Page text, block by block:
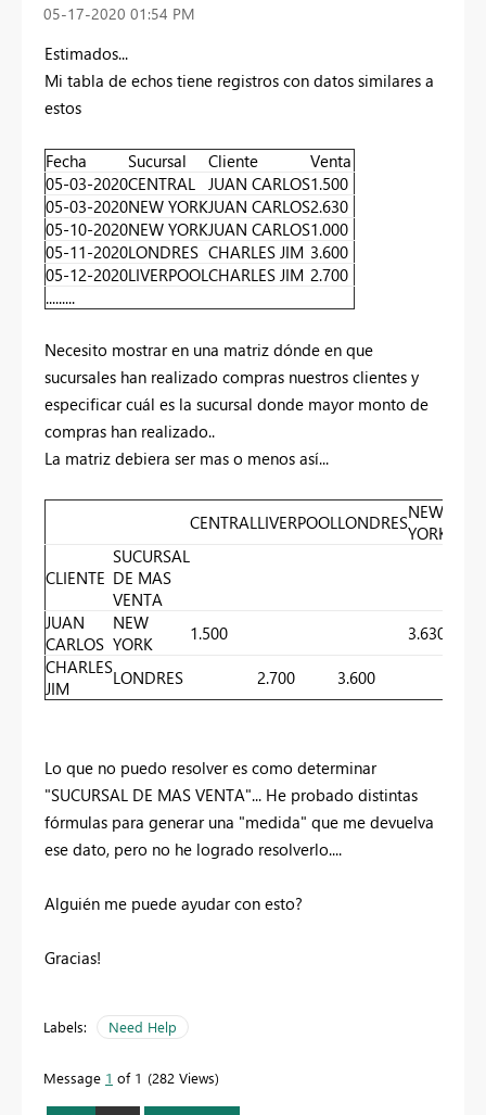
‎05-17-2020 01:54 PM
Estimados...
Mi tabla de echos tiene registros con datos similares a
estos
Fecha Sucursal Cliente
Venta
05-03-2020CENTRAL JUAN CARLOS1.500
05-03-2020NEW YORKJUAN CARLOS2.630
05-10-2020NEW YORKJUAN CARLOS1.000
05-11-2020LONDRES CHARLES JIM 3.600
05-12-2020LIVERPOOL CHARLES JIM 2.700
.........
Necesito mostrar en una matriz dónde en que
sucursales han realizado compras nuestros clientes y
especificar cuál es la sucursal donde mayor monto de
compras han realizado..
La matriz debiera ser mas o menos así...
CENTRAL LIVERPOOL LONDRESNEW
YORK
CLIENTE
SUCURSAL
DE MAS
VENTA
JUAN
CARLOS
NEW
YORK
1.500 3.630
CHARLES
JIM
LONDRES 2.700 3.600
Lo que no puedo resolver es como determinar
"SUCURSAL DE MAS VENTA"... He probado distintas
fórmulas para generar una "medida" que me devuelva
ese dato, pero no he logrado resolverlo....
Alguién me puede ayudar con esto?
Gracias!
Labels: Need Help
Message 1 of 1 282 Views